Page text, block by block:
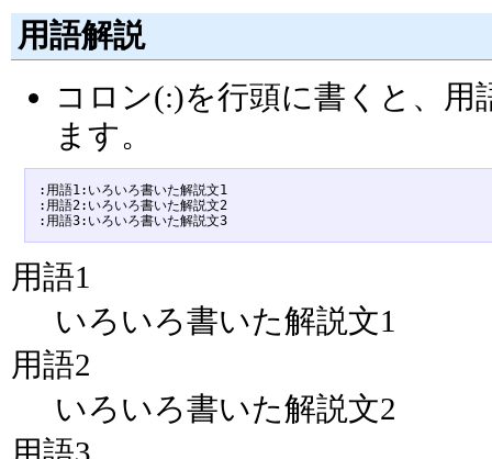
用語解説
コロン(:)を行頭に書くと、
ます。
:用語1:いろいろ書いた解説文1
:用語2:いろいろ書いた解説文2
:用語3:いろいろ書いた解説文3
用語1
いろいろ書いた解説文1
用語2
いろいろ書いた解説文2